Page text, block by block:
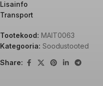
Lisainfo
Transport
Tootekood: MAIT0063
Kategooria: Soodustooted
Share: